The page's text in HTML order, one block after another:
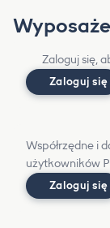
Zaloguj się,
Zaloguj się
Współrzędne i
użytkowników
Zaloguj się